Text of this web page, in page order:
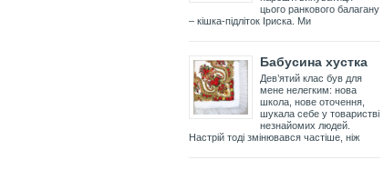
цього ранкового балагану
– кішка-підліток Іриска. Ми
Бабусина хустка
Дев’ятий клас був для
мене нелегким: нова
школа, нове оточення,
шукала себе у товаристві
незнайомих людей.
Настрій тоді змінювався частіше, ніж